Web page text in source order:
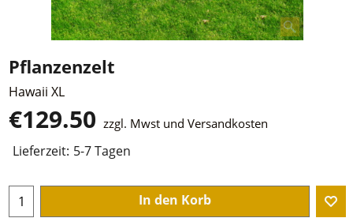
Pflanzenzelt
Hawaii XL
€129.50 zzgl. Mwst und Versandkosten
Lieferzeit: 5-7 Tagen
In den Korb